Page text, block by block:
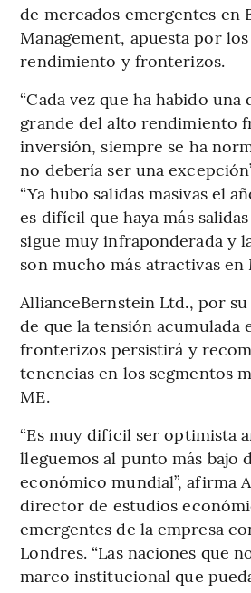
de mercados emergentes en
Management, apuesta por
rendimiento y fronterizos.
“Cada vez que ha habido
grande del alto rendimiento
inversión, siempre se ha
no debería ser una
“Ya hubo salidas masivas el
es difícil que haya más
sigue muy infraponderada y
son mucho más atractivas en
AllianceBernstein Ltd., por
de que la tensión acumulada
fronterizos persistirá y
tenencias en los segmentos
ME.
“Es muy difícil ser optimista
lleguemos al punto más bajo
económico mundial”, afirma
director de estudios
emergentes de la empresa
Londres. “Las naciones que
marco institucional que